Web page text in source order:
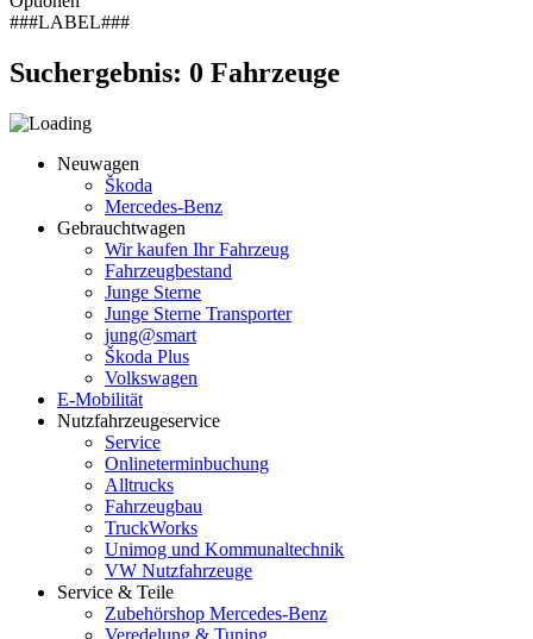
###LABEL###
Suchergebnis: 0 Fahrzeuge
Neuwagen
Škoda
Mercedes-Benz
Gebrauchtwagen
Wir kaufen Ihr Fahrzeug
Fahrzeugbestand
Junge Sterne
Junge Sterne Transporter
jung@smart
Škoda Plus
Volkswagen
E-Mobilität
Nutzfahrzeugeservice
Service
Onlineterminbuchung
Alltrucks
Fahrzeugbau
TruckWorks
Unimog und Kommunaltechnik
VW Nutzfahrzeuge
Service & Teile
Zubehörshop Mercedes-Benz